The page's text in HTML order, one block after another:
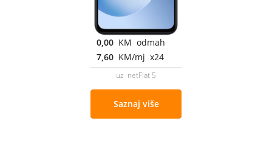
0,00 KM odmah
7,60 KM/mj x24
uz netFlat 5
Saznaj više